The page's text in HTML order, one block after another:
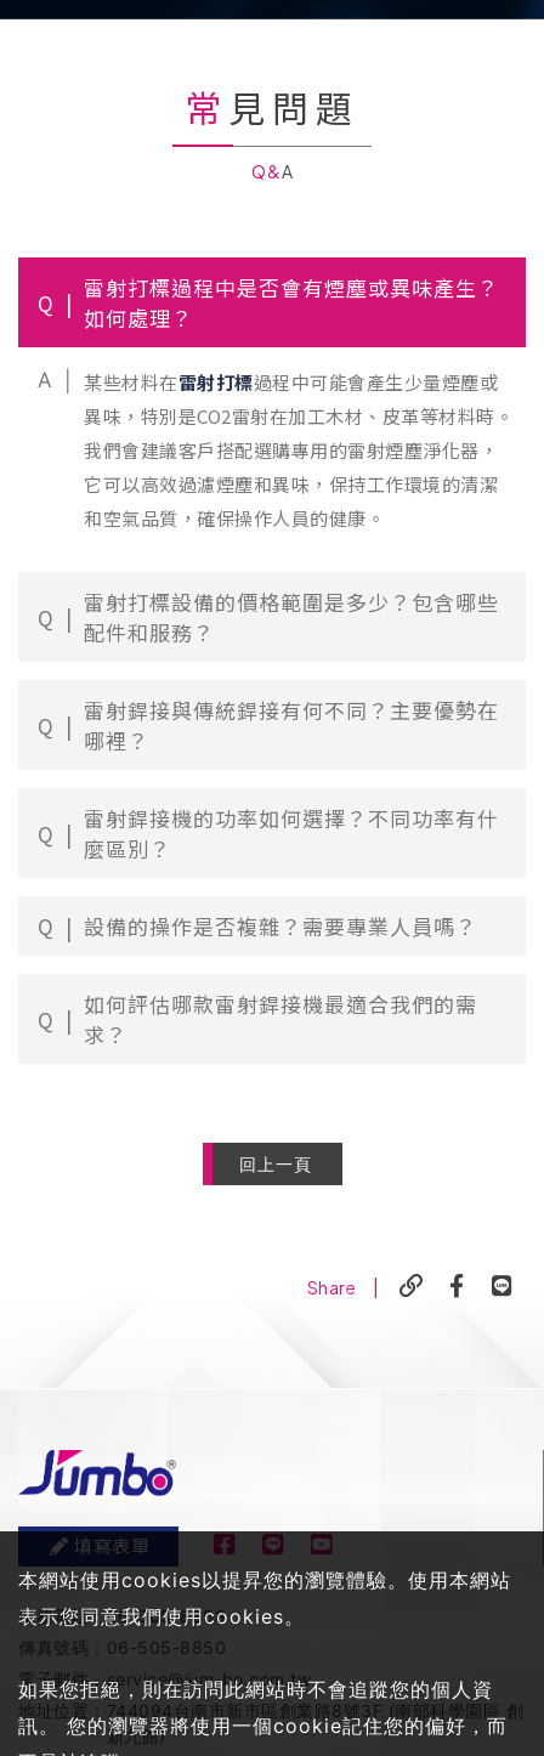
常見問題
Q&A
Q
雷射打標過程中是否會有煙塵或異味產生？
如何處理？
A 某些材料在雷射打標過程中可能會產生少量煙塵或
異味，特別是CO2雷射在加工木材、皮革等材料時。
我們會建議客戶搭配選購專用的雷射煙塵淨化器，
它可以高效過濾煙塵和異味，保持工作環境的清潔
和空氣品質，確保操作人員的健康。
Q
雷射打標設備的價格範圍是多少？包含哪些
配件和服務？
Q
雷射銲接與傳統銲接有何不同？主要優勢在
哪裡？
Q
雷射銲接機的功率如何選擇？不同功率有什
麼區別？
Q 設備的操作是否複雜？需要專業人員嗎？
Q
如何評估哪款雷射銲接機最適合我們的需
求？
回上一頁
Share
填寫表單
服務電話：06-505-8858
傳真號碼： 06-505-8850
電子郵件：service@jum-bo.com.tw
地址位置： 744094台南市新市區創業路8號3F (南部科學園區 創
新九館)
本網站使用cookies以提昇您的瀏覽體驗。使用本網站
表示您同意我們使用cookies。
如果您拒絕，則在訪問此網站時不會追蹤您的個人資
訊。 您的瀏覽器將使用一個cookie記住您的偏好，而